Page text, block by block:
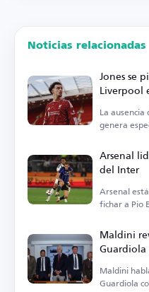
Noticias relacionadas
Jones se
Liverpool
de Milán
La
genera
Arsenal
del Inter
Arsenal
fichar a Pio
Maldini
de Italia
Maldini
Guardiola